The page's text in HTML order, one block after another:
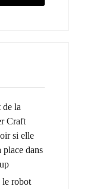
de la
Craft
si elle
place dans
le robot